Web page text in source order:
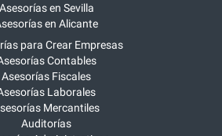
Asesorías en Sevilla
en Alicante
para Crear Empresas
Contables
Asesorías Fiscales
Laborales
Mercantiles
Auditorías